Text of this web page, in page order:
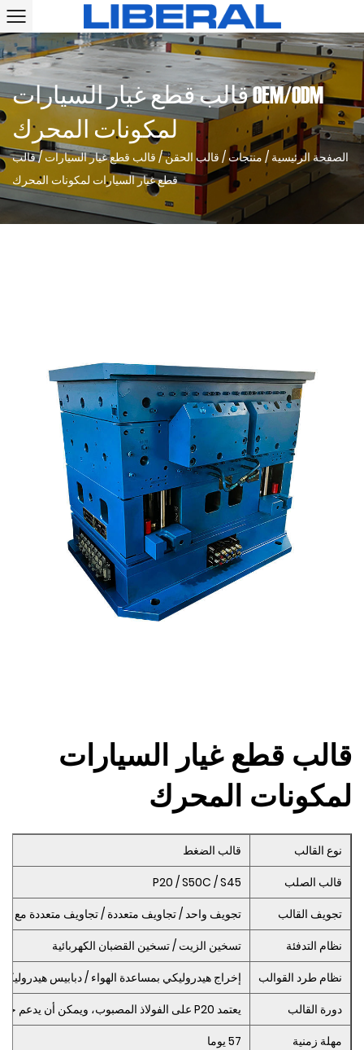
OEM/ODM قالب قطع غيار السيارات
لمكونات المحرك
الصفحة الرئيسية / منتجات / قالب الحقن/ قالب قطع غيار السيارات /قالب
قطع غيار السيارات لمكونات المحرك
قالب قطع غيار السيارات
لمكونات المحرك
نوع القالب
قالب الضغط
قالب الصلب
P20 / S50C / S45
تجويف القالب
تجويف واحد / تجاويف متعددة / تجاويف متعددة مع
نظام التدفئة
تسخين الزيت / تسخين القضبان الكهربائية
نظام طرد القوالب
إخراج هيدروليكي بمساعدة الهواء / دبابيس
دورة القالب
يعتمد P20 على الفولاذ المصبوب، ويمكن أن يدعم حوالي 300 ألف عمر افتراضي
مهلة زمنية
57 يوما